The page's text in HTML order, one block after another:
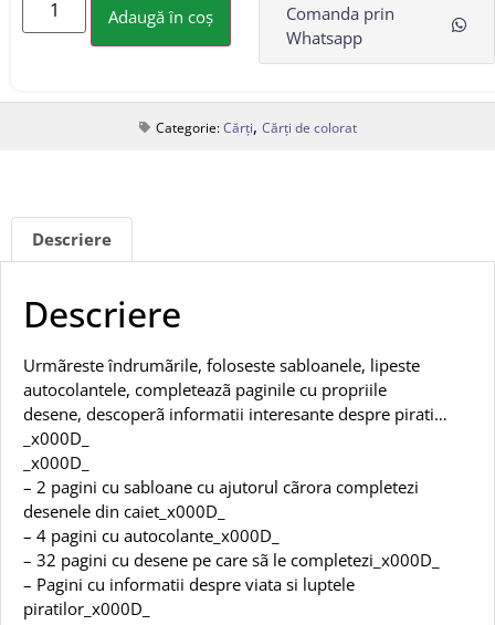
Adaugă în coș
Comanda prin
Whatsapp
Categorie:Cărți, Cărți de colorat
Descriere
Descriere
Urmãreste îndrumãrile, foloseste sabloanele, lipeste
autocolantele, completeazã paginile cu propriile
desene, descoperã informatii interesante despre pirati…
_x000D_
_x000D_
– 2 pagini cu sabloane cu ajutorul cãrora completezi
desenele din caiet_x000D_
– 4 pagini cu autocolante_x000D_
– 32 pagini cu desene pe care sã le completezi_x000D_
– Pagini cu informatii despre viata si luptele
piratilor_x000D_